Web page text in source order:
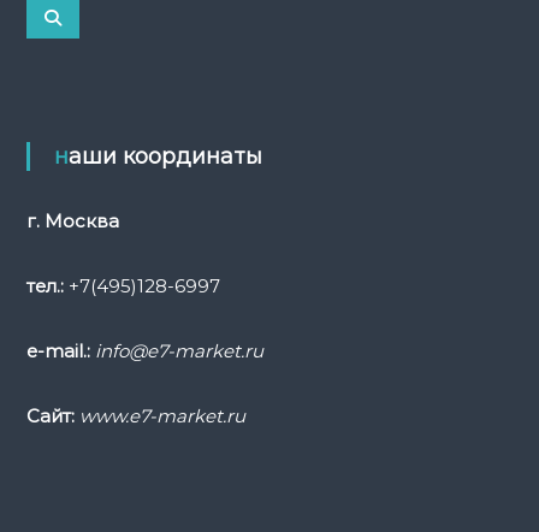
а
П
наши координаты
г. Москва
тел.:+7(495)128-6997
e-mail.: info@e7-market.ru
Сайт: www.e7-market.ru